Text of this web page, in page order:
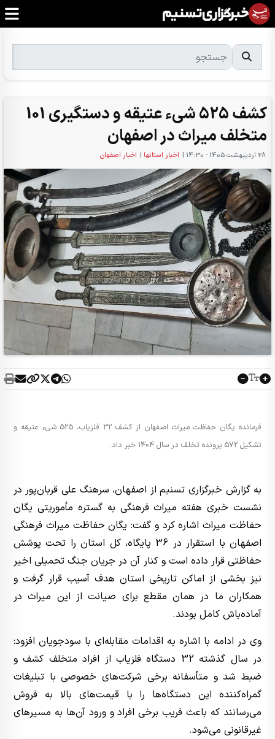
کشف 525 شیء عتیقه و دستگیری 101
متخلف میراث در اصفهان
28 ارديبهشت 1405 - 14:30 | اخبار استانها | اخبار اصفهان
فرمانده یگان حفاظت میراث اصفهان از کشف 32 فلزیاب، 525 شیء عتیقه و
تشکیل 572 پرونده تخلف در سال 1404 خبر داد.
به گزارش خبرگزاری تسنیماز اصفهان، سرهنگ علی قربان‌پور در
نشست خبری هفته میراث فرهنگی به گستره مأموریتی یگان
حفاظت میراث اشاره کرد و گفت: یگان حفاظت میراث فرهنگی
اصفهان با استقرار در 36 پایگاه، کل استان را تحت پوشش
حفاظتی قرار داده است و کنار آن در جریان جنگ تحمیلی اخیر
نیز بخشی از اماکن تاریخی استان هدف آسیب قرار گرفت و
همکاران ما در همان مقطع برای صیانت از این میراث در
آماده‌باش کامل بودند.
وی در ادامه با اشاره به اقدامات مقابله‌ای با سودجویان افزود:
در سال گذشته 32 دستگاه فلزیاب از افراد متخلف کشف و
ضبط شد و متأسفانه برخی شرکت‌های خصوصی با تبلیغات
گمراه‌کننده این دستگاه‌ها را با قیمت‌های بالا به فروش
می‌رسانند که باعث فریب برخی افراد و ورود آن‌ها به مسیرهای
غیرقانونی می‌شود.